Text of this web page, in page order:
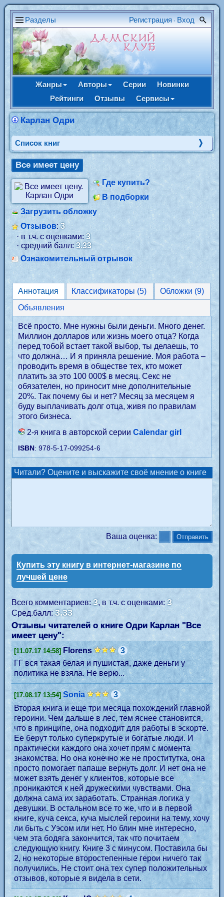
Разделы Регистрация • Вход
Жанры Авторы Серии
Новинки
Рейтинги
Отзывы Сервисы
Карлан Одри
Cписок книг
Все имеет цену
Где купить?
В подборки
Загрузить обложку
Отзывов:3
· в т.ч. с оценками: 3
· средний балл: 3.33
Ознакомительный отрывок
Аннотация Классификаторы (5)
Обложки (9)
Объявления
Всё просто. Мне нужны были деньги. Много денег.
Миллион долларов или жизнь моего отца? Когда
перед тобой встает такой выбор, ты делаешь, то
что должна… И я приняла решение. Моя работа –
проводить время в обществе тех, кто может
платить за это 100 000$ в месяц. Секс не
обязателен, но приносит мне дополнительные
20%. Так почему бы и нет? Месяц за месяцем я
буду выплачивать долг отца, живя по правилам
этого бизнеса.
2-я книга в авторской серии Calendar girl
ISBN: 978-5-17-099254-6
Читали? Оцените и выскажите своё мнение о книге
Ваша оценка:
Купить эту книгу в интернет-магазине по
лучшей цене
Всего комментариев:3, в т.ч. с оценками:3
Сред.балл:3.33
Отзывы читателей о книге Одри Карлан "Все
имеет цену":
[11.07.17 14:58] Florens
3
ГГ вся такая белая и пушистая, даже деньги у
политика не взяла. Не верю...
[17.08.17 13:54] Sonia
3
Вторая книга и еще три месяца похождений главной
героини. Чем дальше в лес, тем яснее становится,
что в принципе, она подходит для работы в эскорте.
Ее берут только суперкрутые и богатые люди. И
практически каждого она хочет прям с момента
знакомства. Но она конечно же не проститутка, она
просто помогает папаше вернуть долг. И нет она не
может взять денег у клиентов, которые все
проникаются к ней дружескими чувствами. Она
должна сама их заработать. Странная логика у
девушки. В остальном все то же, что и в первой
книге, куча секса, куча мыслей героини на тему, хочу
ли быть с Уэсом или нет. Но блин мне интересно,
чем эта бодяга закончится, так что почитаем
следующую книгу. Книге 3 с минусом. Поставила бы
2, но некоторые второстепенные герои ничего так
получились. Не стоит она тех супер положительных
отзывов, которые я видела в сети.